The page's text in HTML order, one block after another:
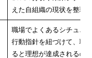
えた自組織の現状を整理
職場でよくあるシチュエ
行動指針を紐づけて、職
ると理想が達成されるの